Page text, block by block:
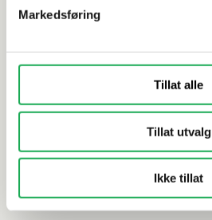
Markedsføring
Tillat alle
Tillat utvalg
Ikke tillat